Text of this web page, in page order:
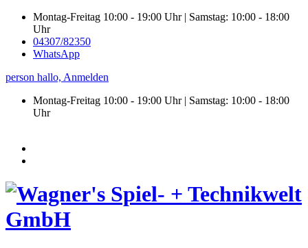
Montag-Freitag 10:00 - 19:00 Uhr | Samstag: 10:00 - 18:00
Uhr
04307/82350
WhatsApp
person hallo, Anmelden
Montag-Freitag 10:00 - 19:00 Uhr | Samstag: 10:00 - 18:00
Uhr